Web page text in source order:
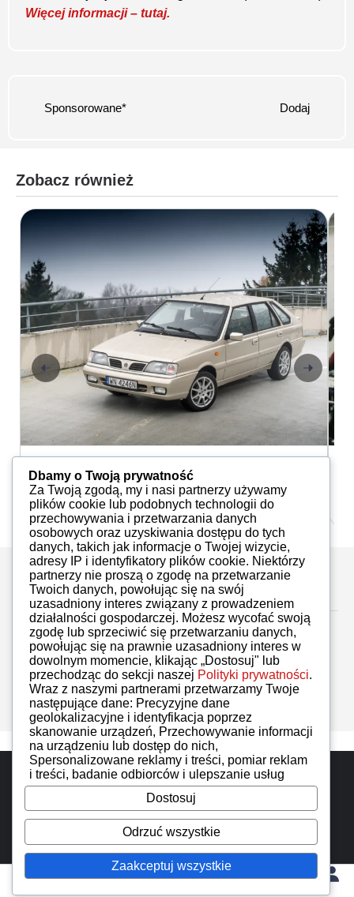
Więcej informacji – tutaj.
Sponsorowane* Dodaj
Zobacz również
Aktualności
Polskie Volvo
Marcin Suszczewski 04.08.2022
Zostaw komentarz
Brak komentarzy
Do góry
iMoto wszelkie prawa zastrzeżone. Designed by
IzerGroup
Dbamy o Twoją prywatność
Za Twoją zgodą, my i nasi partnerzy używamy
plików cookie lub podobnych technologii do
przechowywania i przetwarzania danych
osobowych oraz uzyskiwania dostępu do tych
danych, takich jak informacje o Twojej wizycie,
adresy IP i identyfikatory plików cookie. Niektórzy
partnerzy nie proszą o zgodę na przetwarzanie
Twoich danych, powołując się na swój
uzasadniony interes związany z prowadzeniem
działalności gospodarczej. Możesz wycofać swoją
zgodę lub sprzeciwić się przetwarzaniu danych,
powołując się na prawnie uzasadniony interes w
dowolnym momencie, klikając „Dostosuj" lub
przechodząc do sekcji naszej Polityki prywatności.
Wraz z naszymi partnerami przetwarzamy Twoje
następujące dane: Precyzyjne dane
geolokalizacyjne i identyfikacja poprzez
skanowanie urządzeń, Przechowywanie informacji
na urządzeniu lub dostęp do nich,
Spersonalizowane reklamy i treści, pomiar reklam
i treści, badanie odbiorców i ulepszanie usług
Dostosuj
Odrzuć wszystkie
Zaakceptuj wszystkie